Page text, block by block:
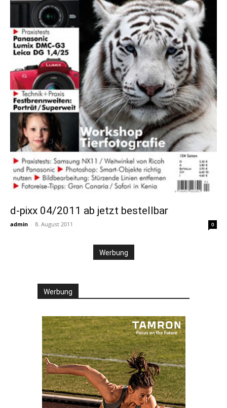
d-pixx 04/2011 ab jetzt bestellbar
admin - 8. August 2011 0
Werbung
Werbung